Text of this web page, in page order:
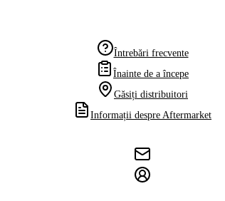
Întrebări frecvente
Înainte de a începe
Găsiți distribuitori
Informații despre Aftermarket